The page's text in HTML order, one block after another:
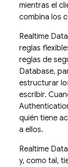
mientras el
combina los
Realtime
reglas
reglas de
Database,
estructurar
escribir.
quién tiene
a ellos.
Realtime
y, como tal,